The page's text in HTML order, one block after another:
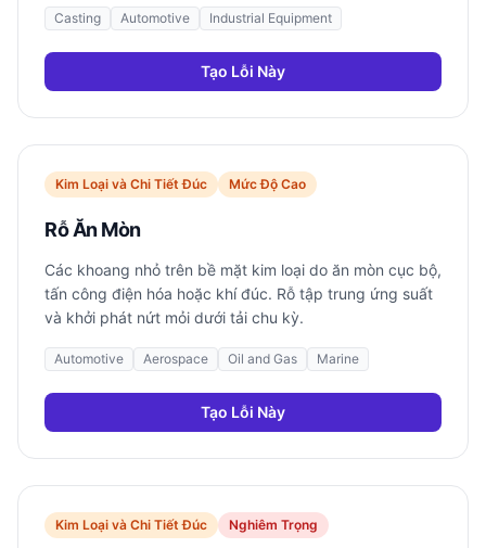
Casting Automotive Industrial Equipment
Tạo Lỗi Này
Kim Loại và Chi Tiết Đúc Mức Độ Cao
Rỗ Ăn Mòn
Các khoang nhỏ trên bề mặt kim loại do ăn mòn cục bộ,
tấn công điện hóa hoặc khí đúc. Rỗ tập trung ứng suất
và khởi phát nứt mỏi dưới tải chu kỳ.
Automotive Aerospace Oil and Gas Marine
Tạo Lỗi Này
Kim Loại và Chi Tiết Đúc Nghiêm Trọng